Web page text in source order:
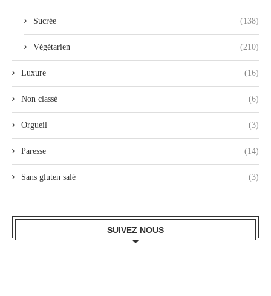
Sucrée (138)
Végétarien (210)
Luxure (16)
Non classé (6)
Orgueil (3)
Paresse (14)
Sans gluten salé (3)
SUIVEZ NOUS